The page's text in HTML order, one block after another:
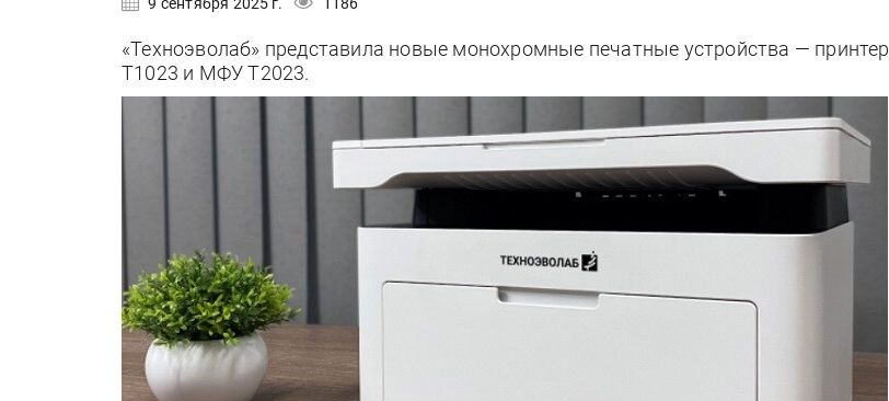
«Техноэволаб» представила новые монохромные печатные устройства — принтер
Т1023 и МФУ Т2023.